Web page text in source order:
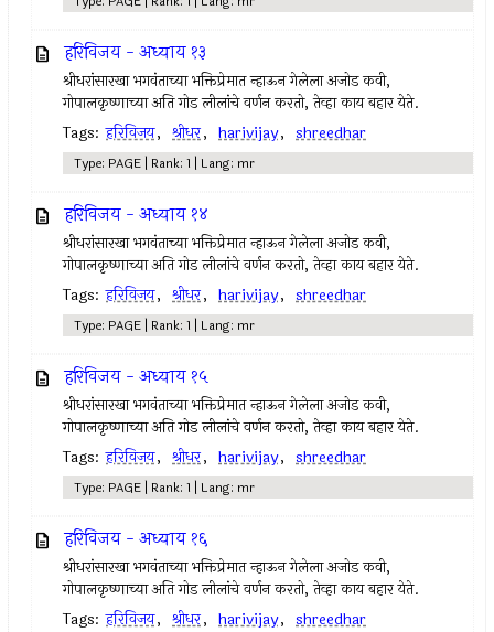
हरिविजय - अध्याय १३
श्रीधरांसारखा भगवंताच्या भक्तिप्रेमात न्हाऊन गेलेला अजोड कवी,
गोपालकृष्णाच्या अति गोड लीलांचे वर्णन करतो, तेव्हा काय बहार येते.
Tags: हरिविजय, श्रीधर, harivijay, shreedhar
Type: PAGE | Rank: 1 | Lang: mr
हरिविजय - अध्याय १४
श्रीधरांसारखा भगवंताच्या भक्तिप्रेमात न्हाऊन गेलेला अजोड कवी,
गोपालकृष्णाच्या अति गोड लीलांचे वर्णन करतो, तेव्हा काय बहार येते.
Tags: हरिविजय, श्रीधर, harivijay, shreedhar
Type: PAGE | Rank: 1 | Lang: mr
हरिविजय - अध्याय १५
श्रीधरांसारखा भगवंताच्या भक्तिप्रेमात न्हाऊन गेलेला अजोड कवी,
गोपालकृष्णाच्या अति गोड लीलांचे वर्णन करतो, तेव्हा काय बहार येते.
Tags: हरिविजय, श्रीधर, harivijay, shreedhar
Type: PAGE | Rank: 1 | Lang: mr
हरिविजय - अध्याय १६
श्रीधरांसारखा भगवंताच्या भक्तिप्रेमात न्हाऊन गेलेला अजोड कवी,
गोपालकृष्णाच्या अति गोड लीलांचे वर्णन करतो, तेव्हा काय बहार येते.
Tags: हरिविजय, श्रीधर, harivijay, shreedhar